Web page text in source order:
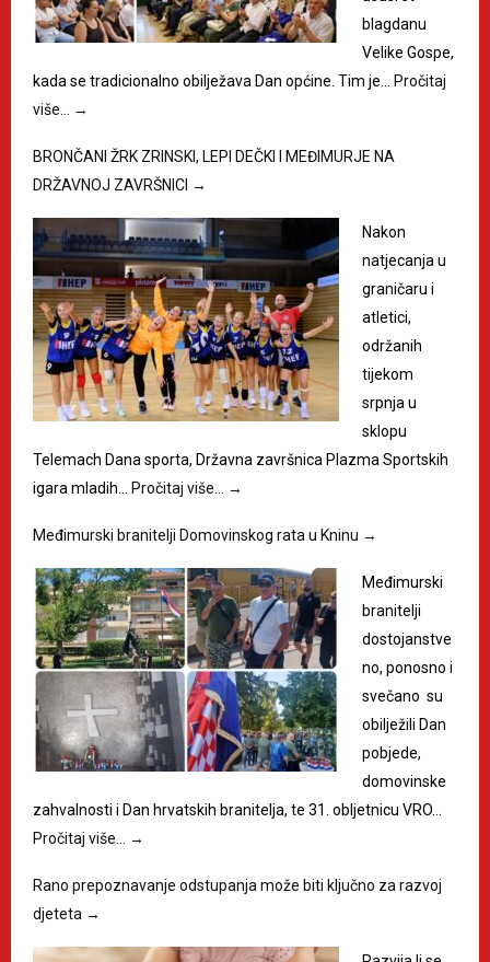
blagdanu
Velike Gospe,
kada se tradicionalno obilježava Dan općine. Tim je…
Pročitaj
više…
→
BRONČANI ŽRK ZRINSKI, LEPI DEČKI I MEĐIMURJE NA
DRŽAVNOJ ZAVRŠNICI →
Nakon
natjecanja u
graničaru i
atletici,
održanih
tijekom
srpnja u
sklopu
Telemach Dana sporta, Državna završnica Plazma Sportskih
igara mladih…
Pročitaj više… →
Međimurski branitelji Domovinskog rata u Kninu →
Međimurski
branitelji
dostojanstve
no, ponosno i
svečano su
obilježili Dan
pobjede,
domovinske
zahvalnosti i Dan hrvatskih branitelja, te 31. obljetnicu VRO…
Pročitaj više…
→
Rano prepoznavanje odstupanja može biti ključno za razvoj
djeteta →